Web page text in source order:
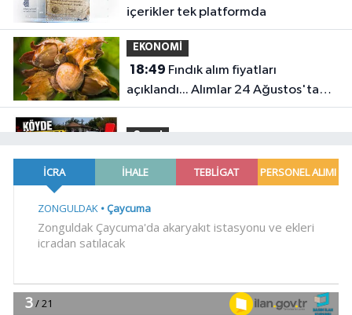
içerikler tek platformda
EKONOMİ
18:49
açıklandı... Alımlar 24 Ağustos'ta
başlıyor
Genel
18:48.
Genel
18:45HER AKŞAM AYNI ÇİLE!
18:44Görevden uzaklaştırılan Utku
Caner Çaykara hakkında tahliye